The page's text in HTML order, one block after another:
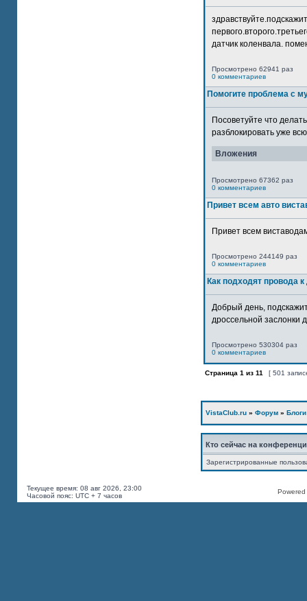
датчик коленвала.
Просмотрено 62941 раз
0 комментариев
Помогите проблема с
Посоветуйте что
разблокировать уже
Вложения
Просмотрено 67362 раз
0 комментариев
Привет всем авто
Привет всем
Просмотрено 244149 раз
0 комментариев
Как подходят провода
Добрый день,
дроссельной заслонки
Просмотрено 530304 раз
0 комментариев
Страница 1 из 11 [ 501
VistaClub.ru » Форум » Блоги
Кто сейчас на
Зарегистрированные
Текущее время: 08 авг 2026, 23:00
Часовой пояс: UTC + 7 часов